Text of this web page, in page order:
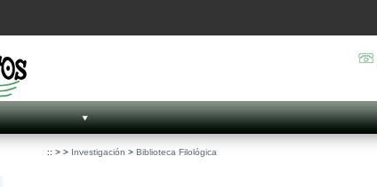
:: > > Investigación > Biblioteca Filológica